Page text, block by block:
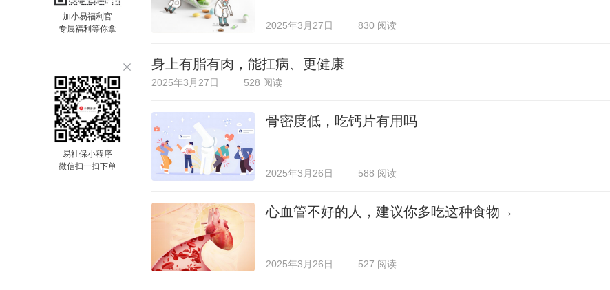
加小易福利官
专属福利等你拿
易社保小程序
微信扫一扫下单
2025年3月27日 830 阅读
身上有脂有肉，能扛病、更健康
2025年3月27日 528 阅读
骨密度低，吃钙片有用吗
2025年3月26日 588 阅读
心血管不好的人，建议你多吃这种食物→
2025年3月26日 527 阅读